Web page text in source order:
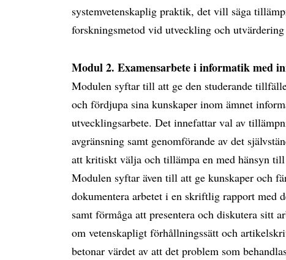
systemvetenskaplig praktik, det vill säga
forskningsmetod vid utveckling och
Modul 2. Examensarbete i informatik med
Modulen syftar till att ge den studerande
och fördjupa sina kunskaper inom ämnet
utvecklingsarbete. Det innefattar val av
avgränsning samt genomförande av det
att kritiskt välja och tillämpa en med hänsyn till
Modulen syftar även till att ge kunskaper och
dokumentera arbetet i en skriftlig rapport med
samt förmåga att presentera och diskutera sitt
om vetenskapligt förhållningssätt och
betonar värdet av att det problem som